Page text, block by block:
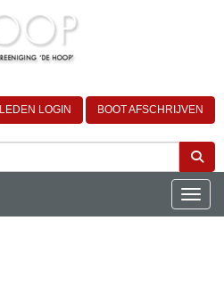
LEDEN LOGIN BOOT AFSCHRIJVEN